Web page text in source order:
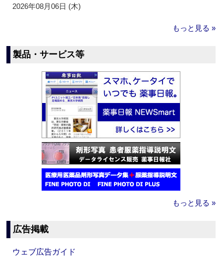
2026年08月06日 (木)
もっと見る »
製品・サービス等
もっと見る »
広告掲載
ウェブ広告ガイド